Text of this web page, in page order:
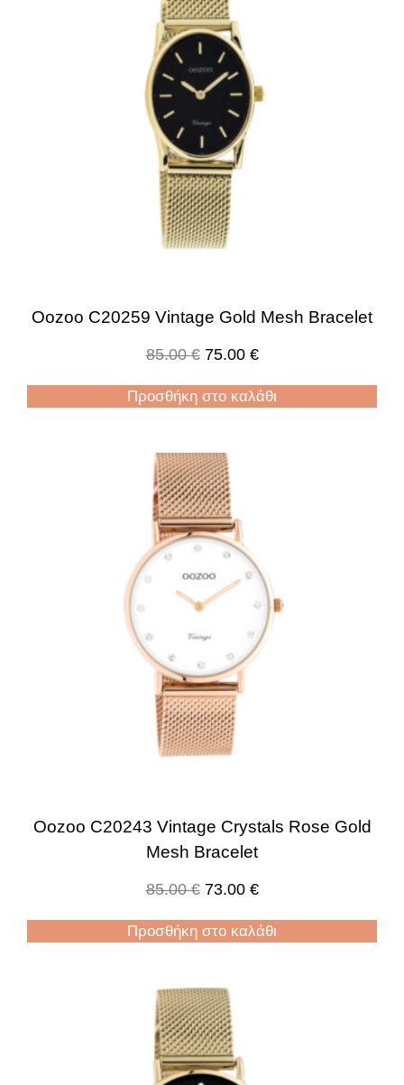
Oozoo C20259 Vintage Gold Mesh Bracelet
85.00€ 75.00 €
Προσθήκη στο καλάθι
Oozoo C20243 Vintage Crystals Rose Gold
Mesh Bracelet
85.00€ 73.00 €
Προσθήκη στο καλάθι